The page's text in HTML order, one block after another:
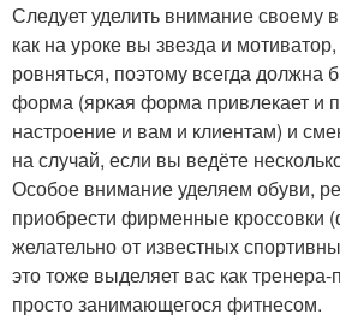
Следует уделить внимание своему
как на уроке вы звезда и
ровняться, поэтому всегда должна
форма (яркая форма привлекает и
настроение и вам и клиентам) и
на случай, если вы ведёте
Особое внимание уделяем обуви,
приобрести фирменные кроссовки
желательно от известных
это тоже выделяет вас как
просто занимающегося фитнесом.